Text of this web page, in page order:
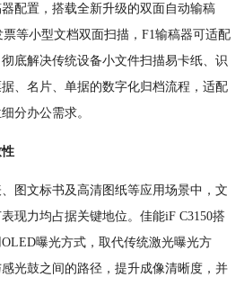
配置，搭载全新升级的双面自动输稿
等小型文档双面扫描，F1输稿器可适配
底解决传统设备小文件扫描易卡纸、识
、名片、单据的数字化归档流程，适配
分办公需求。
图文标书及高清图纸等应用场景中，文
现力均占据关键地位。佳能iF C3150搭
曝光方式，取代传统激光曝光方
光鼓之间的路径，提升成像清晰度，并